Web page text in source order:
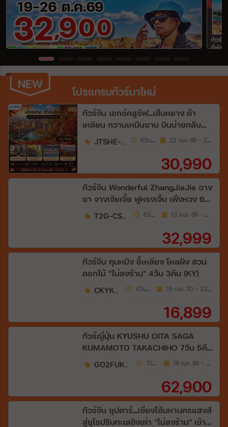
เฉพาะเทศกาล
Wholesales
ระหว่าง
ค้นหา
NEW
NEW
โปรแกรมทัวร์มาใหม่
ทัวร์จีน เอกซ์คลูซีฟ...เสิ่นหยาง ต้า
เหลียน กวานเหมินซาน บินบ่ายกลับ
เช้า ไม่เข้าร้านรัฐ 6วัน 5คืน (CZ)
JTSHE-CZ2E 6วัน 5คืน 22 ต.ค. 69 - 27 ต.ค. 69
30,990
ทัวร์จีน Wonderful ZhangJiaJie ฉาง
ซา จางเจียเจี้ย ฟูหรงเจิ้น เฟิ่งหวง 6วัน
5คืน (A6)
T2G-CSX20A6 6วัน 5คืน 13 พ.ย. 69 - 27 ม.ค. 70
32,999
ทัวร์จีน คุนหมิง อี้เหลียง โหลผิง สวน
ดอกไม้ "ไม่ลงร้าน" 4วัน 3คืน (KY)
CKYKMG5 4วัน 3คืน 19 ก.พ. 70 - 22 มี.ค. 70
16,899
ทัวร์ญี่ปุ่น KYUSHU OITA SAGA
KUMAMOTO TAKACHIHO 7วัน 5คืน
[TG]GO2FUK-TG036 7วัน 5คืน 19 ต.ค. 69 - 15 พ.ย. 69
62,900
ทัวร์จีน ซุปตาร์...เซี่ยงไฮ้มหานครแสงสี
สู่ยุโรปริมทะเลชิงเต่า "ไม่ลงร้าน" เข้า